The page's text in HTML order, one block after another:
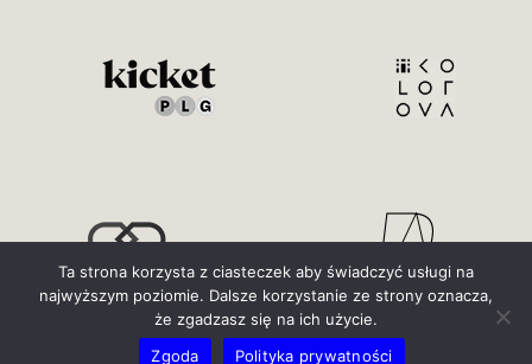
Ta strona korzysta z ciasteczek aby świadczyć usługi na
najwyższym poziomie. Dalsze korzystanie ze strony oznacza,
że zgadzasz się na ich użycie.
Zgoda
Polityka prywatności